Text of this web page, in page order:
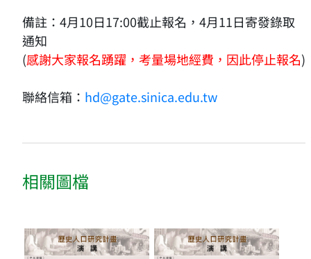
備註：4月10日17:00截止報名，4月11日寄發錄取
通知
(感謝大家報名踴躍，考量場地經費，因此停止報名)
聯絡信箱： hd@gate.sinica.edu.tw
相關圖檔